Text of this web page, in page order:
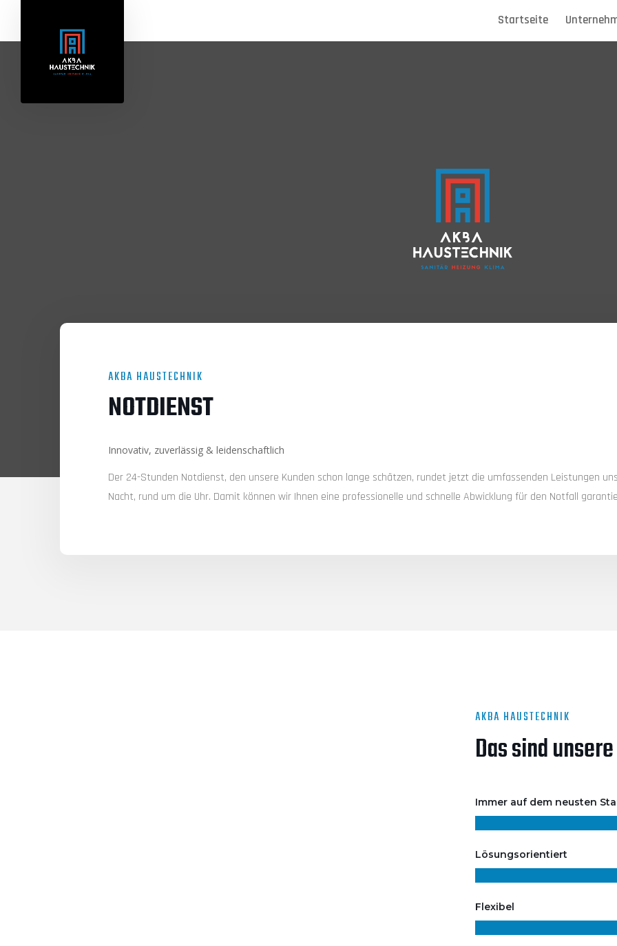
Startseite
AKBA HAUSTECHNIK
NOTDIENST
Innovativ, zuverlässig & leidenschaftlich
Der 24-Stunden Notdienst, den unsere Kunden schon lange schätzen, rundet jetzt die umfassenden Leistungen
Nacht, rund um die Uhr. Damit können wir Ihnen eine professionelle und schnelle Abwicklung für den Notfall
AKBA HAUSTECHNIK
Das sind
Immer auf dem neusten
Lösungsorientiert
Flexibel